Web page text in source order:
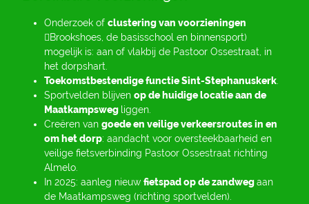
Onderzoek of clustering van voorzieningen
Brookshoes, de basisschool en binnensport)
mogelijk is: aan of vlakbij de Pastoor Ossestraat, in
het dorpshart.
ToekomstbestendigefunctieSint-Stephanuskerk.
Sportvelden blijven op de huidige locatie aan de
Maatkampsweg liggen.
Creëren van goede en veilige verkeersroutes in en
om het dorp: aandacht voor oversteekbaarheid en
veilige fietsverbinding Pastoor Ossestraat richting
Almelo.
In 2025: aanleg nieuw fietspad op de zandwegaan
de Maatkampsweg (richting sportvelden).